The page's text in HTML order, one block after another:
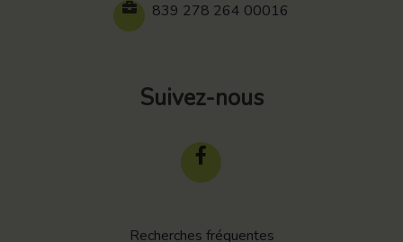
839 278 264 00016
Suivez-nous
Recherches fréquentes